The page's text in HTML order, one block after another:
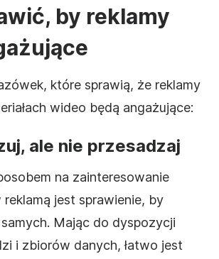
by reklamy
które sprawią, że reklamy
wideo będą angażujące:
ale nie przesadzaj
na zainteresowanie
jest sprawienie, by
Mając do dyspozycji
i zbiorów danych, łatwo jest